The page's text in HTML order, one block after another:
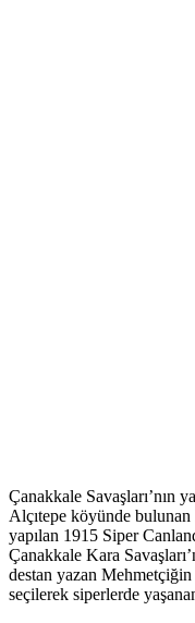
Çanakkale Savaşları’nın
Alçıtepe köyünde
yapılan 1915 Siper
Çanakkale Kara
destan yazan
seçilerek siperlerde